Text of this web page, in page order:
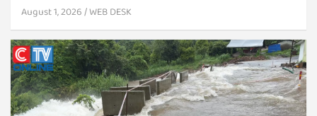
August 1, 2026 WEB DESK